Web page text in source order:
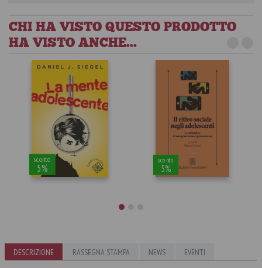
CHI HA VISTO QUESTO PRODOTTO
HA VISTO ANCHE...
sconto
5%
La mente
adolescente
sconto
5%
Il ritiro sociale
DESCRIZIONE RASSEGNA STAMPA NEWS EVENTI